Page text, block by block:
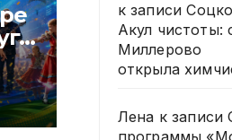
к записи
Акул чистоты:
Миллерово
открыла
Лена к записи
программы